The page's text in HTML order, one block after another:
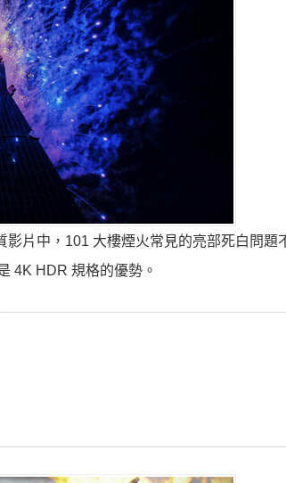
片中，101 大樓煙火常見的亮部死白問題
4K HDR 規格的優勢。